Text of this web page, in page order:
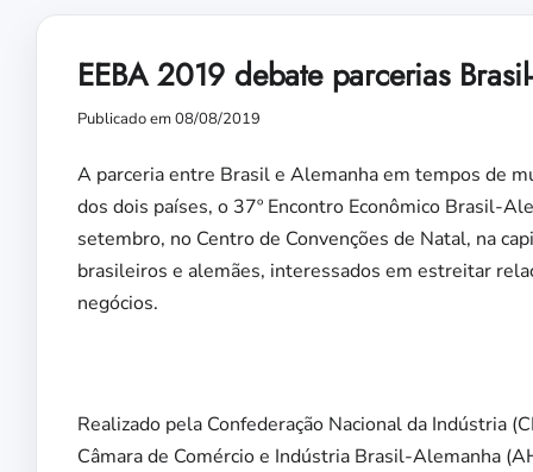
EEBA 2019 debate parcerias
Publicado em 08/08/2019
A parceria entre Brasil e Alemanha em tempos de
dos dois países, o 37º Encontro Econômico Brasil-
setembro, no Centro de Convenções de Natal, na
brasileiros e alemães, interessados em estreitar
negócios.
Realizado pela Confederação Nacional da Indústria
Câmara de Comércio e Indústria Brasil-Alemanha